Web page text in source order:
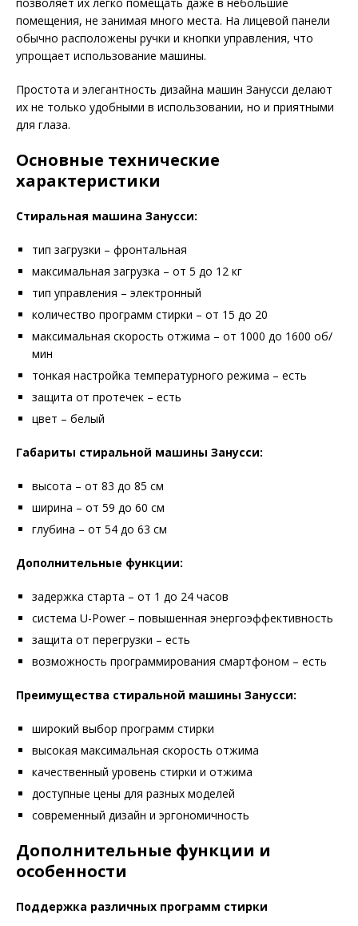
помещения, не занимая много места. На лицевой панели
обычно расположены ручки и кнопки управления, что
упрощает использование машины.
Простота и элегантность дизайна машин Занусси делают
их не только удобными в использовании, но и приятными
для глаза.
Основные технические
характеристики
Стиральная машина Занусси:
тип загрузки – фронтальная
максимальная загрузка – от 5 до 12 кг
тип управления – электронный
количество программ стирки – от 15 до 20
максимальная скорость отжима – от 1000 до 1600 об/
мин
тонкая настройка температурного режима – есть
защита от протечек – есть
цвет – белый
Габариты стиральной машины Занусси:
высота – от 83 до 85 см
ширина – от 59 до 60 см
глубина – от 54 до 63 см
Дополнительные функции:
задержка старта – от 1 до 24 часов
система U-Power – повышенная энергоэффективность
защита от перегрузки – есть
возможность программирования смартфоном – есть
Преимущества стиральной машины Занусси:
широкий выбор программ стирки
высокая максимальная скорость отжима
качественный уровень стирки и отжима
доступные цены для разных моделей
современный дизайн и эргономичность
Дополнительные функции и
особенности
Поддержка различных программ стирки